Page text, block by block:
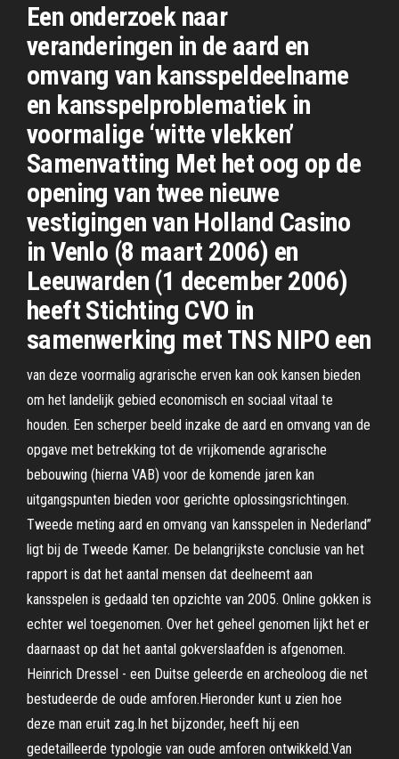
Een onderzoek naar
veranderingen in de aard en
omvang van kansspeldeelname
en kansspelproblematiek in
voormalige ‘witte vlekken’
Samenvatting Met het oog op de
opening van twee nieuwe
vestigingen van Holland Casino
in Venlo (8 maart 2006) en
Leeuwarden (1 december 2006)
heeft Stichting CVO in
samenwerking met TNS NIPO een
van deze voormalig agrarische erven kan ook kansen bieden
om het landelijk gebied economisch en sociaal vitaal te
houden. Een scherper beeld inzake de aard en omvang van de
opgave met betrekking tot de vrijkomende agrarische
bebouwing (hierna VAB) voor de komende jaren kan
uitgangspunten bieden voor gerichte oplossingsrichtingen.
Tweede meting aard en omvang van kansspelen in Nederland”
ligt bij de Tweede Kamer. De belangrijkste conclusie van het
rapport is dat het aantal mensen dat deelneemt aan
kansspelen is gedaald ten opzichte van 2005. Online gokken is
echter wel toegenomen. Over het geheel genomen lijkt het er
daarnaast op dat het aantal gokverslaafden is afgenomen.
Heinrich Dressel - een Duitse geleerde en archeoloog die net
bestudeerde de oude amforen.Hieronder kunt u zien hoe
deze man eruit zag.In het bijzonder, heeft hij een
gedetailleerde typologie van oude amforen ontwikkeld.Van